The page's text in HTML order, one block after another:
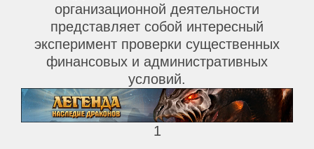
организационной деятельности
представляет собой интересный
эксперимент проверки существенных
финансовых и административных
условий.
1